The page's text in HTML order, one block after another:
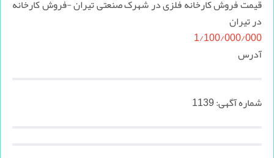
قیمت فروش کارخانه فلزی در شهرک صنعتی تیران -فروش کارخانه
در تیران
1/100/000/000
آدرس
شماره آگهی:1139